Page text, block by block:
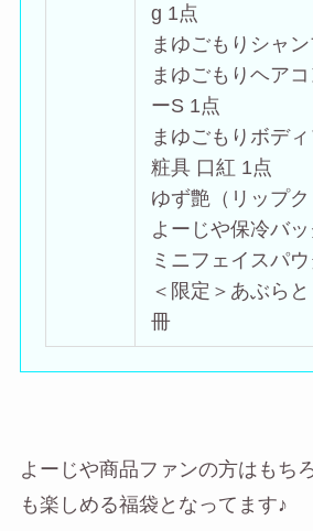
g 1点
まゆごもりシャ
まゆごもりヘア
ーS 1点
まゆごもりボデ
粧具 口紅 1点
ゆず艶（リップ
よーじや保冷バ
ミニフェイスパ
＜限定＞あぶら
冊
よーじや商品ファンの方はもち
も楽しめる福袋となってます♪